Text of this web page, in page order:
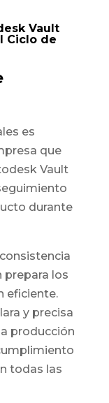
Vault
Ciclo de
es
que
Vault
durante
prepara los
eficiente.
y precisa
producción
todas las